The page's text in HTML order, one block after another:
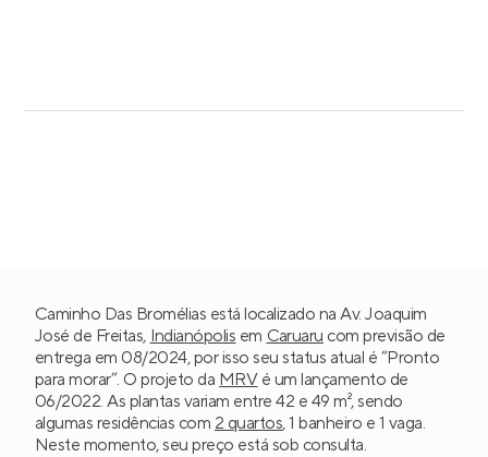
Caminho Das Bromélias está localizado na Av. Joaquim
José de Freitas, Indianópolis em Caruaru com previsão de
entrega em 08/2024, por isso seu status atual é “Pronto
para morar”. O projeto da MRVé um lançamento de
06/2022. As plantas variam entre 42 e 49 m², sendo
algumas residências com 2 quartos, 1 banheiro e 1 vaga.
Neste momento, seu preço está sob consulta.